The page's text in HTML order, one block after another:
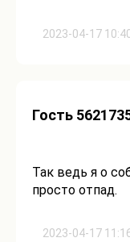
2023-04-17
2023-04-17
Гость
Так ведь я о
просто отпад.